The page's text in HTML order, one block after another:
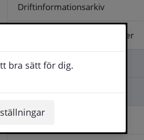
bra sätt för dig.
Driftinformationsarkiv
Hantering av personuppgifter
Kontakta oss
Ställa en fråga
Logga in